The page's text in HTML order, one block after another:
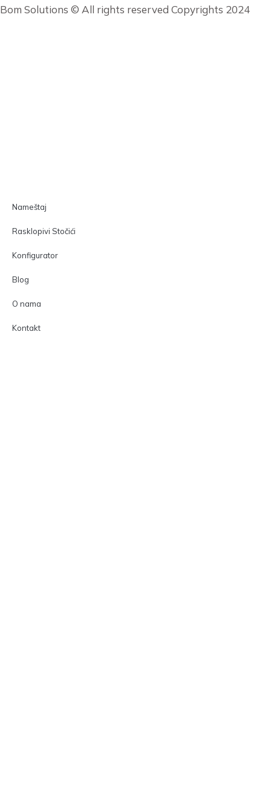
Bom Solutions © All rights reserved Copyrights 2024
Nameštaj
Rasklopivi Stočići
Konfigurator
Blog
O nama
Kontakt